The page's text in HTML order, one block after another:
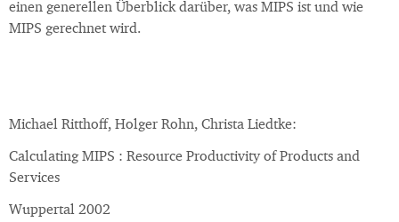
einen generellen Überblick darüber, was MIPS ist und wie
MIPS gerechnet wird.
Michael Ritthoff, Holger Rohn, Christa Liedtke:
Calculating MIPS : Resource Productivity of Products and
Services
Wuppertal 2002